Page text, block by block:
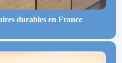
durables en France